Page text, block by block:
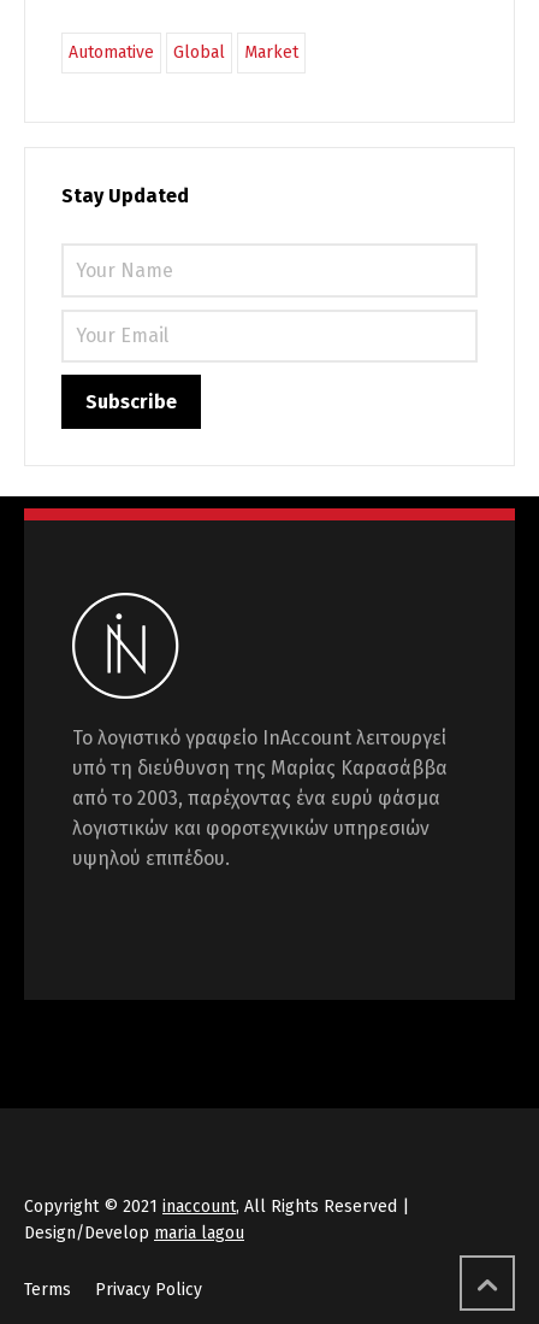
Automative Global Market
Stay Updated
Το λογιστικό γραφείο InAccount λειτουργεί
υπό τη διεύθυνση της Μαρίας Καρασάββα
από το 2003, παρέχοντας ένα ευρύ φάσμα
λογιστικών και φοροτεχνικών υπηρεσιών
υψηλού επιπέδου.
Copyright © 2021 inaccount, All Rights Reserved |
Design/Develop maria lagou
Terms Privacy Policy